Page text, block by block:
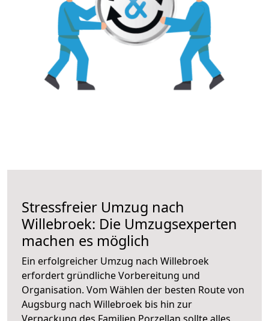
Stressfreier Umzug nach
Willebroek: Die Umzugsexperten
machen es möglich
Ein erfolgreicher Umzug nach Willebroek
erfordert gründliche Vorbereitung und
Organisation. Vom Wählen der besten Route von
Augsburg nach Willebroek bis hin zur